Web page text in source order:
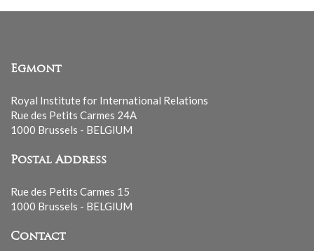
Egmont
Royal Institute for International Relations
Rue des Petits Carmes 24A
1000 Brussels - BELGIUM
Postal Address
Rue des Petits Carmes 15
1000 Brussels - BELGIUM
Contact